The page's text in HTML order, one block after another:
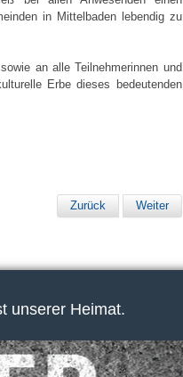
in Mittelbaden lebendig zu
an alle Teilnehmerinnen und
Erbe dieses bedeutenden
Zurück Weiter
unserer Heimat.